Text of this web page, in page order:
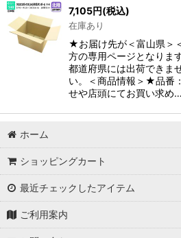
7,105円(税込)
在庫あり
★お届け先が＜富山県＞
方の専用ページとなりま
都道府県には出荷できま
い。＜商品情報＞★品番
せや店頭にてお買い求め…
ホーム
ショッピングカート
最近チェックしたアイテム
ご利用案内